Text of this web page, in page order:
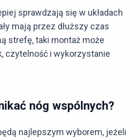
sprawdzają się w układach
mają przez dłuższy czas
strefę, taki montaż może
czytelność i wykorzystanie
nóg wspólnych?
najlepszym wyborem, jeżeli